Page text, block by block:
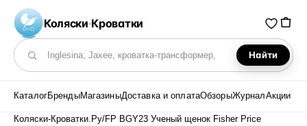
Коляски·Кроватки
Поиск по каталогу
Найти
КаталогБрендыМагазиныДоставка и оплатаОбзорыЖурналАкции
Коляски-Кроватки.Ру/FP BGY23 Ученый щенок Fisher Price